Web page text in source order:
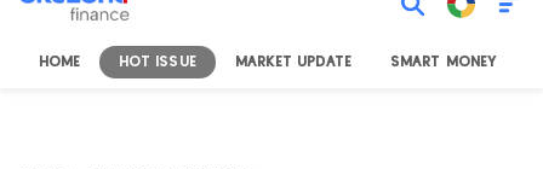
HOME HOT ISSUE MARKET UPDATE SMART MONEY